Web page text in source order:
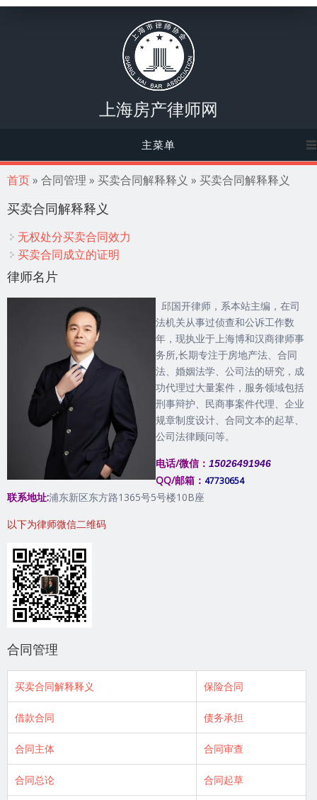
上海房产律师网
主菜单
你在这里
首页» 合同管理 » 买卖合同解释释义 » 买卖合同解释释义
买卖合同解释释义
无权处分买卖合同效力
买卖合同成立的证明
律师名片
邱国开律师，系本站主编，在司
法机关从事过侦查和公诉工作数
年，现执业于上海博和汉商律师事
务所,长期专注于房地产法、合同
法、婚姻法学、公司法的研究，成
功代理过大量案件，服务领域包括
刑事辩护、民商事案件代理、企业
规章制度设计、合同文本的起草、
公司法律顾问等。
电话/微信： 15026491946
QQ/邮箱： 47730654
联系地址:浦东新区东方路1365号5号楼10B座
以下为律师微信二维码
合同管理
买卖合同解释释义 保险合同
借款合同 债务承担
合同主体 合同审查
合同总论 合同起草